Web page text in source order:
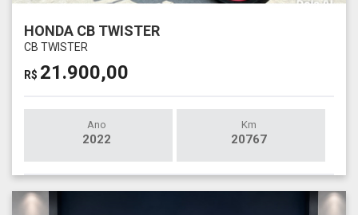
HONDA CB TWISTER
CB TWISTER
R$ 21.900,00
Ano
2022
Km
20767